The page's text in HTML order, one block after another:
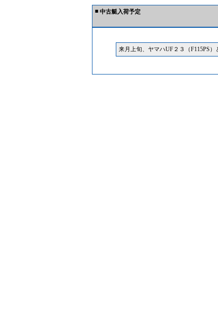
■ 中古艇入荷予定
来月上旬、ヤマハUF２３（F115PS